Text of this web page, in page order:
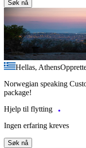
Søk nå
Hellas, Athens
Norwegian speaking
package!
Hjelp til flytting
Ingen erfaring kreves
Søk nå